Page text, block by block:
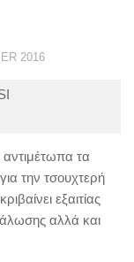
2016
τα
την τσουχτερή
εξαιτίας
αλλά και